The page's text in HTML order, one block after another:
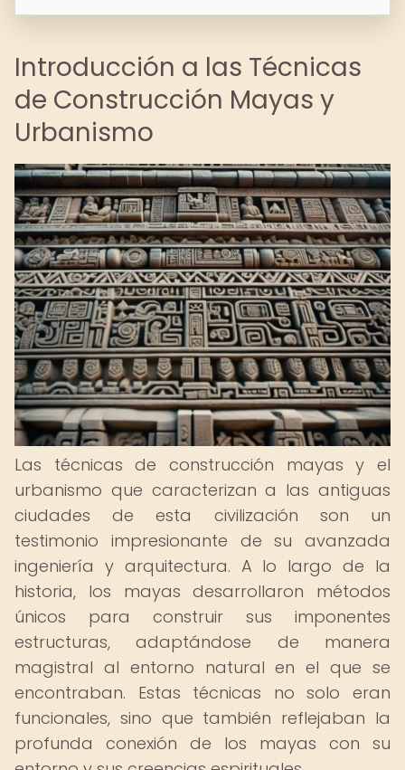
Introducción a las Técnicas
de Construcción Mayas y
Urbanismo
Las técnicas de construcción mayas y el
urbanismo que caracterizan a las antiguas
ciudades de esta civilización son un
testimonio impresionante de su avanzada
ingeniería y arquitectura. A lo largo de la
historia, los mayas desarrollaron métodos
únicos para construir sus imponentes
estructuras, adaptándose de manera
magistral al entorno natural en el que se
encontraban. Estas técnicas no solo eran
funcionales, sino que también reflejaban la
profunda conexión de los mayas con su